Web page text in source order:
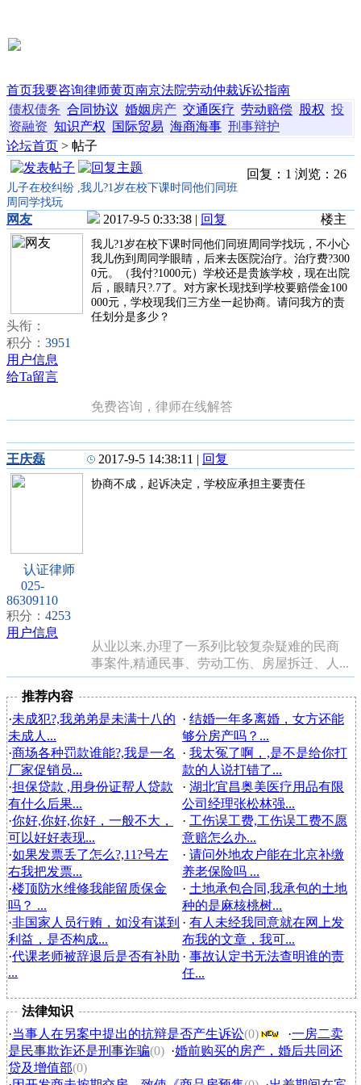
首页我要咨询律师黄页南京法院劳动仲裁诉讼指南
债权债务 合同协议 婚姻房产 交通 医疗 劳动赔偿 股权 投
资融资 知识产权 国际贸易 海商海事 刑事辩护
论坛首页 > 帖子
回复：1 浏览：26
儿子在校纠纷 ,我儿?1岁在校下课时同他们同班
周同学找玩
网友
头衔：
积分： 3951
用户信息
给Ta留言
楼主
2017-9-5 0:33:38 | 回复
我儿?1岁在校下课时同他们同班周同学找玩，不小心
我儿伤到周同学眼睛，后来去医院治疗。治疗费?300
0元。（我付?1000元）学校还是贵族学校，现在出院
后，眼睛只?.7了。对方家长现找到学校要赔偿金100
000元，学校现我们三方坐一起协商。请问我方的责
任划分是多少？
免费咨询，律师在线解答
王庆磊
认证律师
025-
86309110
积分： 4253
用户信息
2017-9-5 14:38:11 | 回复
协商不成，起诉决定，学校应承担主要责任
从业以来,办理了一系列比较复杂疑难的民商
事案件,精通民事、劳动工伤、房屋拆迁、人...
推荐内容
·未成犯?,我弟弟是未满十八的
未成人...
·商场各种罚款谁能?,我是一名
厂家促销员...
·担保贷款 ,用身份证帮人贷款
有什么后果...
·你好,你好,你好，一般不大，
可以好好表现...
·如果发票丢了怎么?,11?号左
右我把发票...
·楼顶防水维修我能留质保金
吗？ ...
·非国家人员行贿，如没有谋到
利益，是否构成...
·代课老师被辞退后是否有补助
...
· 结婚一年多离婚，女方还能
够分房产吗？...
· 我太冤了啊，,是不是给你打
款的人说打错了...
· 湖北宜昌奥美医疗用品有限
公司经理张松林强...
· 工伤误工费,工伤误工费不愿
意赔怎么办...
· 请问外地农户能在北京补缴
养老保险吗 ...
· 土地承包合同,我承包的土地
种的是麻核桃树...
· 有人未经我同意就在网上发
布我的文章，我可...
· 事故认定书无法查明谁的责
任...
法律知识
·当事人在另案中提出的抗辩是否产生诉讼(0) ·一房二卖
是民事欺诈还是刑事诈骗(0) ·婚前购买的房产，婚后共同还
贷及增值部(0)